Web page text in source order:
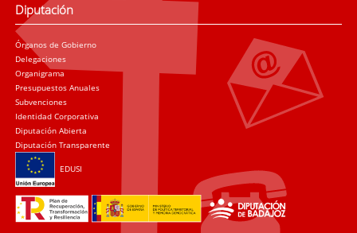
Diputación
Órganos de Gobierno
Delegaciones
Organigrama
Presupuestos Anuales
Subvenciones
Identidad Corporativa
Diputación Abierta
Diputación Transparente
EDUSI